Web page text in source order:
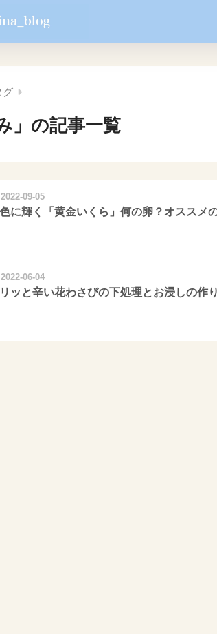
グ
」の記事一覧
2022-09-05
に輝く「黄金いくら」何の卵？オススメ
2022-06-04
ッと辛い花わさびの下処理とお浸しの作